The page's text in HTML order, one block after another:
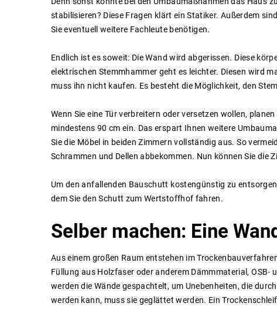
stabilisieren? Diese Fragen klärt ein Statiker. Außerdem
Sie eventuell weitere Fachleute benötigen.
Endlich ist es soweit: Die Wand wird abgerissen. Diese
elektrischen Stemmhammer geht es leichter. Diesen wird
muss ihn nicht kaufen. Es besteht die Möglichkeit, den
Wenn Sie eine Tür verbreitern oder versetzen wollen,
mindestens 90 cm ein. Das erspart Ihnen weitere
Sie die Möbel in beiden Zimmern vollständig aus. So
Schrammen und Dellen abbekommen. Nun können Sie
Um den anfallenden Bauschutt kostengünstig zu
dem Sie den Schutt zum Wertstoffhof fahren.
Selber machen: Eine
Aus einem großen Raum entstehen im
Füllung aus Holzfaser oder anderem Dämmmaterial,
werden die Wände gespachtelt, um Unebenheiten, die
werden kann, muss sie geglättet werden. Ein